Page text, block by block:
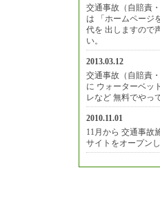
交通事故（自賠責
は 「ホームページ
代を 出しますので
い。
2013.03.12
交通事故（自賠責
に ウォーターベッ
レなど 無料でやっ
2010.11.01
11月から 交通事故
サイトをオープンし